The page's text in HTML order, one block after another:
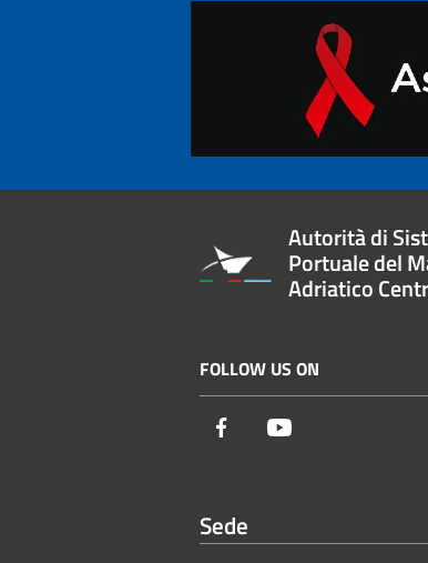
Autorità di
Portuale del
Adriatico
FOLLOW US ON
Facebook
Sede